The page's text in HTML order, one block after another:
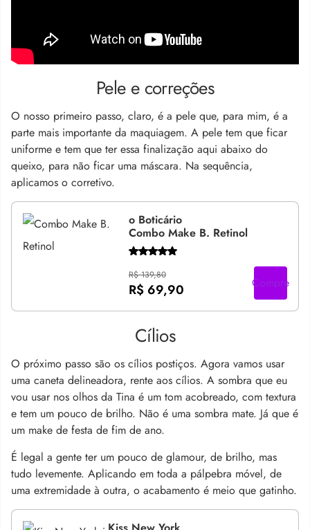
Pele e correções
O nosso primeiro passo, claro, é a pele que, para mim, é a
parte mais importante da maquiagem. A pele tem que ficar
uniforme e tem que ter essa finalização aqui abaixo do
queixo, para não ficar uma máscara. Na sequência,
aplicamos o corretivo.
o Boticário
Combo Make B. Retinol
R$ 139,80
R$ 69,90 Compre
Cílios
O próximo passo são os cílios postiços. Agora vamos usar
uma caneta delineadora, rente aos cílios. A sombra que eu
vou usar nos olhos da Tina é um tom acobreado, com textura
e tem um pouco de brilho. Não é uma sombra mate. Já que é
um make de festa de fim de ano.
É legal a gente ter um pouco de glamour, de brilho, mas
tudo levemente. Aplicando em toda a pálpebra móvel, de
uma extremidade à outra, o acabamento é meio que gatinho.